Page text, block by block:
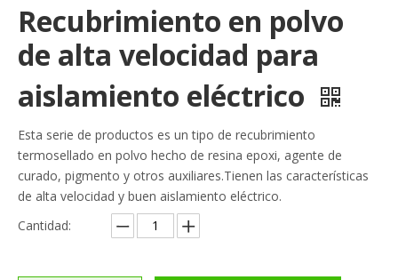
Recubrimiento en polvo
de alta velocidad para
aislamiento eléctrico
Esta serie de productos es un tipo de recubrimiento
termosellado en polvo hecho de resina epoxi, agente de
curado, pigmento y otros auxiliares.Tienen las características
de alta velocidad y buen aislamiento eléctrico.
Cantidad: